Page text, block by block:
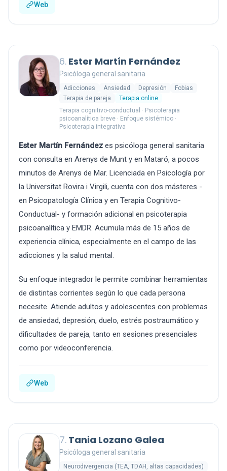
Web
6. Ester Martín Fernández
Psicóloga general sanitaria
Adicciones Ansiedad Depresión
Fobias
Terapia de pareja
Terapia online
Terapia cognitivo-conductual · Psicoterapia
psicoanalítica breve · Enfoque sistémico ·
Psicoterapia integrativa
Ester Martín Fernández es psicóloga general sanitaria
con consulta en Arenys de Munt y en Mataró, a pocos
minutos de Arenys de Mar. Licenciada en Psicología por
la Universitat Rovira i Virgili, cuenta con dos másteres -
en Psicopatología Clínica y en Terapia Cognitivo-
Conductual- y formación adicional en psicoterapia
psicoanalítica y EMDR. Acumula más de 15 años de
experiencia clínica, especialmente en el campo de las
adicciones y la salud mental.
Su enfoque integrador le permite combinar herramientas
de distintas corrientes según lo que cada persona
necesite. Atiende adultos y adolescentes con problemas
de ansiedad, depresión, duelo, estrés postraumático y
dificultades de pareja, tanto en sesiones presenciales
como por videoconferencia.
Web
7. Tania Lozano Galea
Psicóloga general sanitaria
Neurodivergencia (TEA, TDAH, altas capacidades)